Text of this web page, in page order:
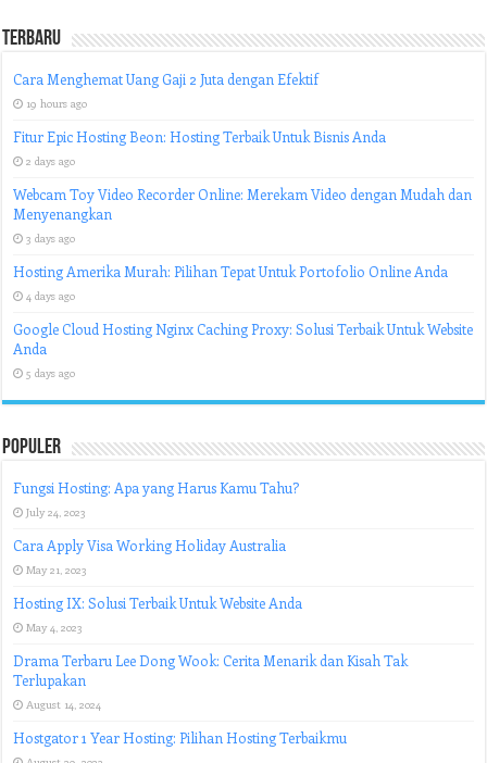
Terbaru
Cara Menghemat Uang Gaji 2 Juta dengan Efektif
19 hours ago
Fitur Epic Hosting Beon: Hosting Terbaik Untuk Bisnis Anda
2 days ago
Webcam Toy Video Recorder Online: Merekam Video dengan Mudah dan
Menyenangkan
3 days ago
Hosting Amerika Murah: Pilihan Tepat Untuk Portofolio Online Anda
4 days ago
Google Cloud Hosting Nginx Caching Proxy: Solusi Terbaik Untuk Website
Anda
5 days ago
Populer
Fungsi Hosting: Apa yang Harus Kamu Tahu?
July 24, 2023
Cara Apply Visa Working Holiday Australia
May 21, 2023
Hosting IX: Solusi Terbaik Untuk Website Anda
May 4, 2023
Drama Terbaru Lee Dong Wook: Cerita Menarik dan Kisah Tak
Terlupakan
August 14, 2024
Hostgator 1 Year Hosting: Pilihan Hosting Terbaikmu